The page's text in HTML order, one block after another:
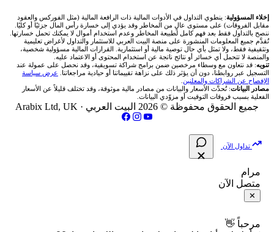
اكس تي بي XTB
انتراكتيف بروكرز IBKR
شركات تداول في الأردن
شركات تداول في العراق
شركات تداول في فلسطين
🇶🇦 بورصة قطر
🇯🇴 بورصة عمّان
🇧🇭 بورصة البحرين
فلتر الأسهم الشرعي
📋 جميع الأسهم
📊 حاسبة قيمة النقطة
💰 حاسبة ربح الفوركس
📌 حاسبة النقاط المحورية
📏 حاسبة حجم المركز
📈 حاسبة عائد التداول
📊 حاسبة الربح التراكمي
🧮 حاسبة متوسط سعر السهم
✍️ اكتب تحليلك
🥇 سعر الذهب اليوم
🥇 أسعار الذهب والمعادن
💱 أسعار العملات والفوركس
💵 سعر الريال السعودي في مصر
📅 المؤشرات الاقتصادية
من نحن
تواصل معنا
فريق المؤلفين
مقالات تعليمية
سياسة تقييم الشركات
الإبلاغ عن شركة نصابة
شروط الاستخدام
إخلاء المسؤولية: ينطوي التداول في الأدوات المالية ذات الرافعة المالية (مثل الفوركس والعقود
مقابل الفروقات) على مستوى عالٍ من المخاطر وقد يؤدي إلى خسارة رأس المال جزئيًا أو كليًا.
ننصح بالتداول فقط بعد فهم كامل لطبيعة المخاطر وعدم استخدام أموال لا يمكنك تحمل خسارتها.
تُقدَّم جميع المعلومات المنشورة على منصة البيت العربي للاستثمار والتداول لأغراض تعليمية
وتثقيفية فقط، ولا تمثل بأي حال توصية مالية أو استثمارية. القرارات المالية مسؤولية شخصية،
والمنصة لا تتحمل أي خسائر أو نتائج ناتجة عن استخدام المحتوى أو الاعتماد عليه.
تنويه: قد نتعاون مع وسطاء مرخصين ضمن برامج شراكة تسويقية، وقد نحصل على عمولة عند
التسجيل عبر روابطنا، دون أن يؤثر ذلك على نزاهة تقييماتنا أو حيادية مراجعاتنا. عرض سياسة
الإفصاح عن الشراكات والمعلنين
مصادر البيانات: تُحدَّث الأسعار والبيانات من مصادر مالية موثوقة، وقد تختلف قليلاً عن الأسعار
الفعلية بسبب فروقات التوقيت أو مزوّدي البيانات.
جميع الحقوق محفوظة © 2026 البيت العربي · Arabix Ltd, UK
تداول الآن
مرام
متصل الآن
✕
مرحباً 👋